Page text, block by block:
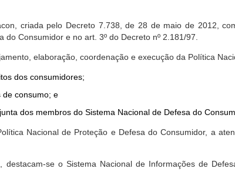
criada pelo Decreto 7.738, de 28 de maio de 2012,
Consumidor e no art. 3º do Decreto nº 2.181/97.
elaboração, coordenação e execução da Política
dos consumidores;
de consumo; e
dos membros do Sistema Nacional de Defesa do
Nacional de Proteção e Defesa do Consumidor, a
destacam-se o Sistema Nacional de Informações de